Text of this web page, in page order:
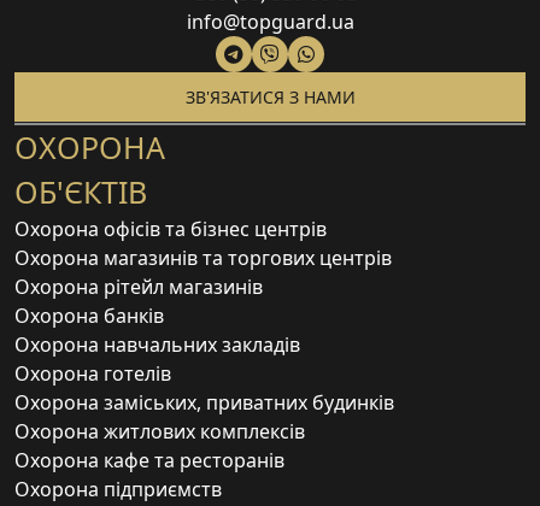
ОХОРОНА
ОБ'ЄКТІВ
Охорона офісів та бізнес центрів
Охорона магазинів та торгових центрів
Охорона рітейл магазинів
Охорона банків
Охорона навчальних закладів
Охорона готелів
Охорона заміських, приватних будинків
Охорона житлових комплексів
Охорона кафе та ресторанів
Охорона підприємств
info@topguard.ua
ЗВ'ЯЗАТИСЯ З НАМИ